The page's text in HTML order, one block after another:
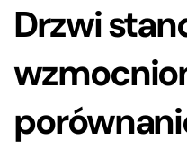
Drzwi